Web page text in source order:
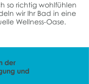
so richtig wohlfühlen
wir Ihr Bad in eine
Wellness-Oase.
der
und